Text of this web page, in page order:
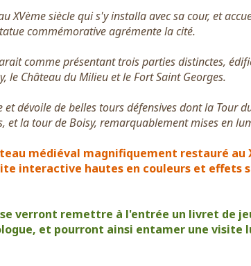
XVème siècle qui s'y installa avec sa cour, et
commémorative agrémente la cité.
comme présentant trois parties distinctes,
le Château du Milieu et le Fort Saint Georges.
dévoile de belles tours défensives dont la Tour
et la tour de Boisy, remarquablement mises en
médiéval magnifiquement restauré au
interactive hautes en couleurs et effets
se verront remettre à l'entrée un livret de
et pourront ainsi entamer une visite